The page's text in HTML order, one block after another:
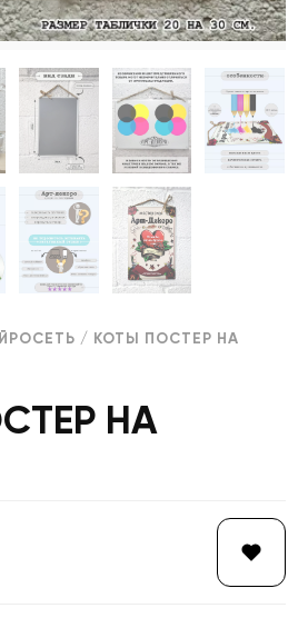
/ КОТЫ ПОСТЕР НА
НА